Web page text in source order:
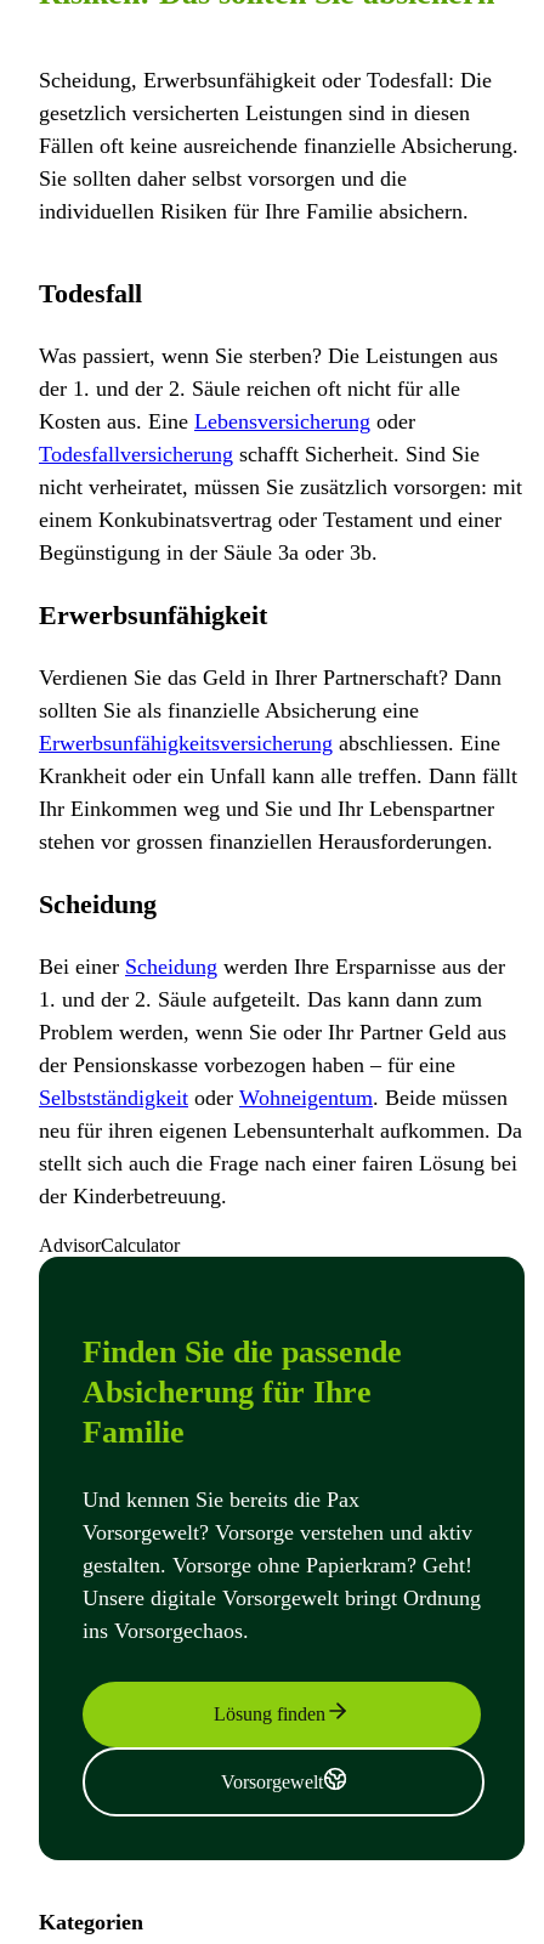
Scheidung, Erwerbsunfähigkeit oder Todesfall: Die
gesetzlich versicherten Leistungen sind in diesen
Fällen oft keine ausreichende finanzielle Absicherung.
Sie sollten daher selbst vorsorgen und die
individuellen Risiken für Ihre Familie absichern.
Todesfall
Was passiert, wenn Sie sterben? Die Leistungen aus
der 1. und der 2. Säule reichen oft nicht für alle
Kosten aus. Eine Lebensversicherung oder
Todesfallversicherung schafft Sicherheit. Sind Sie
nicht verheiratet, müssen Sie zusätzlich vorsorgen: mit
einem Konkubinatsvertrag oder Testament und einer
Begünstigung in der Säule 3a oder 3b.
Erwerbsunfähigkeit
Verdienen Sie das Geld in Ihrer Partnerschaft? Dann
sollten Sie als finanzielle Absicherung eine
Erwerbsunfähigkeitsversicherung abschliessen. Eine
Krankheit oder ein Unfall kann alle treffen. Dann fällt
Ihr Einkommen weg und Sie und Ihr Lebenspartner
stehen vor grossen finanziellen Herausforderungen.
Scheidung
Bei einer Scheidung werden Ihre Ersparnisse aus der
1. und der 2. Säule aufgeteilt. Das kann dann zum
Problem werden, wenn Sie oder Ihr Partner Geld aus
der Pensionskasse vorbezogen haben – für eine
Selbstständigkeit oder Wohneigentum. Beide müssen
neu für ihren eigenen Lebensunterhalt aufkommen. Da
stellt sich auch die Frage nach einer fairen Lösung bei
der Kinderbetreuung.
AdvisorCalculator
Finden Sie die passende
Absicherung für Ihre
Familie
Und kennen Sie bereits die Pax
Vorsorgewelt? Vorsorge verstehen und aktiv
gestalten. Vorsorge ohne Papierkram? Geht!
Unsere digitale Vorsorgewelt bringt Ordnung
ins Vorsorgechaos.
Lösung finden
Vorsorgewelt
Kategorien